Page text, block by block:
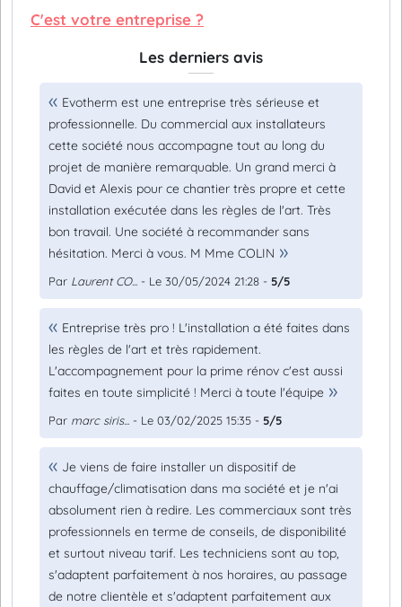
C'est votre entreprise ?
Les derniers avis
Evotherm est une entreprise très sérieuse et
professionnelle. Du commercial aux installateurs
cette société nous accompagne tout au long du
projet de manière remarquable. Un grand merci à
David et Alexis pour ce chantier très propre et cette
installation exécutée dans les règles de l'art. Très
bon travail. Une société à recommander sans
hésitation. Merci à vous. M Mme COLIN
Par Laurent CO... - Le 30/05/2024 21:28 - 5/5
Entreprise très pro ! L'installation a été faites dans
les règles de l'art et très rapidement.
L'accompagnement pour la prime rénov c'est aussi
faites en toute simplicité ! Merci à toute l'équipe
Par marc siris... - Le 03/02/2025 15:35 - 5/5
Je viens de faire installer un dispositif de
chauffage/climatisation dans ma société et je n'ai
absolument rien à redire. Les commerciaux sont très
professionnels en terme de conseils, de disponibilité
et surtout niveau tarif. Les techniciens sont au top,
s'adaptent parfaitement à nos horaires, au passage
de notre clientèle et s'adaptent parfaitement aux